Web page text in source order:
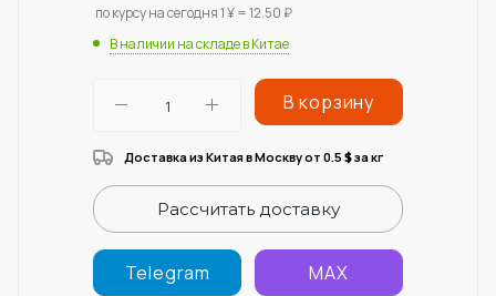
по курсу на сегодня 1 ¥ = 12.50 ₽
В наличии на складе в Китае
В корзину
Доставка из Китая в Москву от 0.5 $за кг
Рассчитать доставку
Telegram MAX